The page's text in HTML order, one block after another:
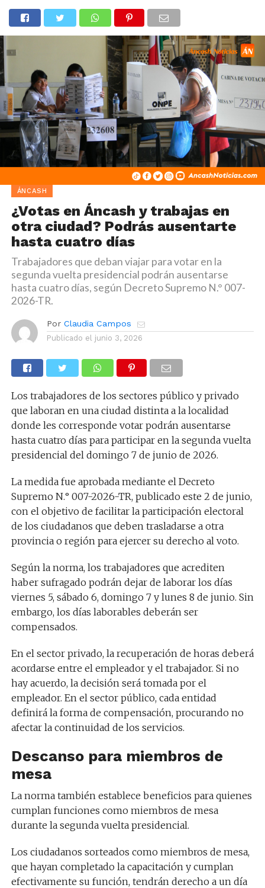
ÁNCASH
¿Votas en Áncash y trabajas en
otra ciudad? Podrás ausentarte
hasta cuatro días
Trabajadores que deban viajar para votar en la
segunda vuelta presidencial podrán ausentarse
hasta cuatro días, según Decreto Supremo N.° 007-
2026-TR.
Por Claudia Campos
Publicado el junio 3, 2026
Los trabajadores de los sectores público y privado
que laboran en una ciudad distinta a la localidad
donde les corresponde votar podrán ausentarse
hasta cuatro días para participar en la segunda vuelta
presidencial del domingo 7 de junio de 2026.
La medida fue aprobada mediante el Decreto
Supremo N.° 007-2026-TR, publicado este 2 de junio,
con el objetivo de facilitar la participación electoral
de los ciudadanos que deben trasladarse a otra
provincia o región para ejercer su derecho al voto.
Según la norma, los trabajadores que acrediten
haber sufragado podrán dejar de laborar los días
viernes 5, sábado 6, domingo 7 y lunes 8 de junio. Sin
embargo, los días laborables deberán ser
compensados.
En el sector privado, la recuperación de horas deberá
acordarse entre el empleador y el trabajador. Si no
hay acuerdo, la decisión será tomada por el
empleador. En el sector público, cada entidad
definirá la forma de compensación, procurando no
afectar la continuidad de los servicios.
Descanso para miembros de
mesa
La norma también establece beneficios para quienes
cumplan funciones como miembros de mesa
durante la segunda vuelta presidencial.
Los ciudadanos sorteados como miembros de mesa,
que hayan completado la capacitación y cumplan
efectivamente su función, tendrán derecho a un día